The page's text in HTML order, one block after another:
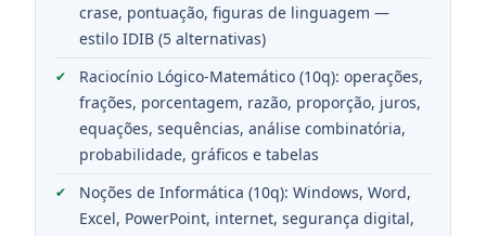
crase, pontuação, figuras de linguagem —
estilo IDIB (5 alternativas)
Raciocínio Lógico-Matemático (10q): operações,
frações, porcentagem, razão, proporção, juros,
equações, sequências, análise combinatória,
probabilidade, gráficos e tabelas
Noções de Informática (10q): Windows, Word,
Excel, PowerPoint, internet, segurança digital,